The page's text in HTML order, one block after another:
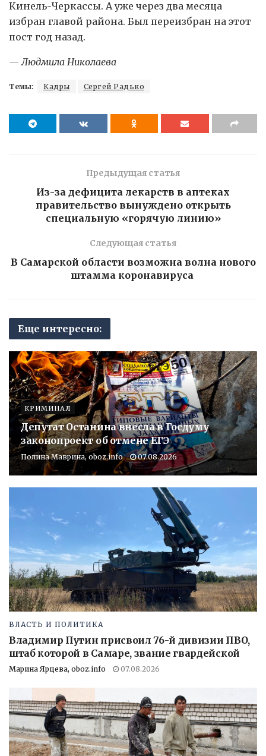
Кинель-Черкассы. А уже через два месяца
избран главой района. Был переизбран на этот
пост год назад.
— Людмила Николаева
Темы: Кадры Сергей Радько
Предыдущая статья
Из-за дефицита лекарств в аптеках
правительство вынуждено открыть
специальную «горячую линию»
Следующая статья
В Самарской области возможна волна нового
штамма коронавируса
Еще интересно:
КРИМИНАЛ
Депутат Останина внесла в Госдуму
законопроект об отмене ЕГЭ
Полина Маврина, oboz.info 07.08.2026
ВЛАСТЬ И ПОЛИТИКА
Владимир Путин присвоил 76-й дивизии ПВО,
штаб которой в Самаре, звание гвардейской
Марина Ярцева, oboz.info 07.08.2026